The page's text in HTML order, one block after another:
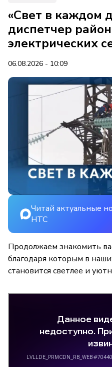
«Свет в каждом
диспетчер
электрических
06.08.2026 - 10:09
Читай актуальные
НТС
Продолжаем знакомить
благодаря которым в
становится светлее и